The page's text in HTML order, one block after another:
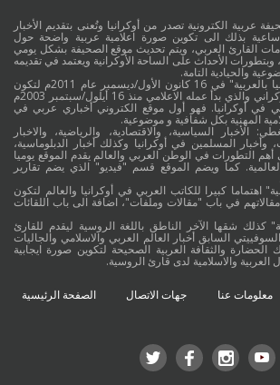
عربية الكترونية تصدر من أوكرانيا وتُعنى بتقديم الأخبار
ساعية بذلك الى تكوين صورة اعلامية عربية واضحة حول
القارئ العربي، ويتم تحديث موقع الصحيفة بشكل يومي
الأحداث على الساحة الأوكرانية ويعتمد في تقديمه
والحيادية التامة.
وقد جائت انطلاقة "أوكرانيا بالعربية" في 16 كانون الأول/ديسمبر عام 2011م لتكون
امتدادا للموقع العربي الاوكراني والذي بدأ عمله الاعلامي منذ 16 أيلول/سبتمبر 2003م
في أوكرانيا. فهو أول موقع الكتروني أخباري عربي في
المهنية بكل شفافية و موضوعية.
الأخبار السياسية، والاقتصادية، والرياضية، والاخبار
وأخبار المسلمين في أوكرانيا وكذلك أخبار الدبلوماسية،
أهم التطورات في الوطن العربي والعالم يقدم الموقع يوميا
كما ويضم الموقع قسم "فيديو" الذي يضم تقارير
اهتماما كبيرا للكاتب العربي في أوكرانيا والعالم لتكون
مقالاتهم في باب "مقالات وملفات"، اضافة الى باب اللقائات
كذلك شقها الآخر الناطق باللغة الروسية ليقدم للقارئ
السابق أخبار العالم العربي والاسلامي والجاليات
الحضارة والثقافة العربية الصحيحة لتكوين صورة ايجابية
العربية والاسلامية لدى قارئ الروسية.
معلومات عنا جهات الاتصال الصفحة الرئيسية